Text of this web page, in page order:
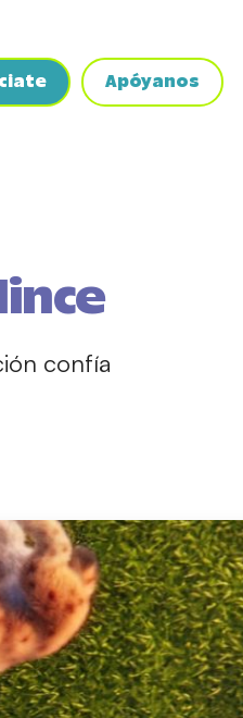
Apóyanos
confía